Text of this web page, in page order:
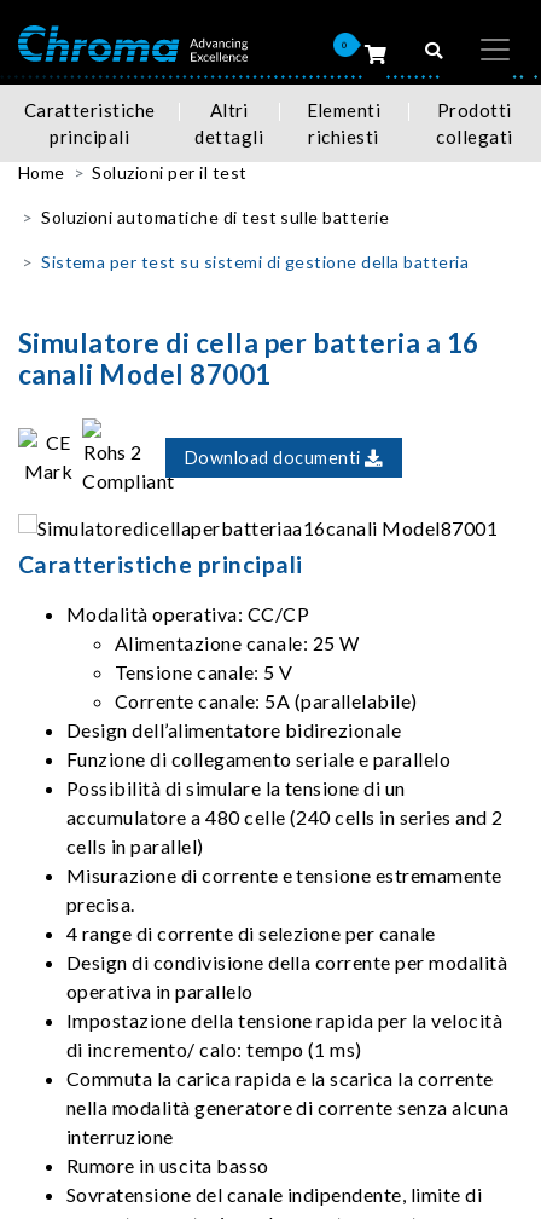
0
Caratteristiche
principali
Altri
dettagli
Elementi
richiesti
Prodotti
collegati
Home Soluzioni per il test
Soluzioni automatiche di test sulle batterie
Sistema per test su sistemi di gestione della batteria
Simulatore di cella per batteria a 16
canali Model 87001
Download documenti
Caratteristiche principali
Modalità operativa: CC/CP
Alimentazione canale: 25 W
Tensione canale: 5 V
Corrente canale: 5A (parallelabile)
Design dell’alimentatore bidirezionale
Funzione di collegamento seriale e parallelo
Possibilità di simulare la tensione di un
accumulatore a 480 celle (240 cells in series and 2
cells in parallel)
Misurazione di corrente e tensione estremamente
precisa.
4 range di corrente di selezione per canale
Design di condivisione della corrente per modalità
operativa in parallelo
Impostazione della tensione rapida per la velocità
di incremento/ calo: tempo (1 ms)
Commuta la carica rapida e la scarica la corrente
nella modalità generatore di corrente senza alcuna
interruzione
Rumore in uscita basso
Sovratensione del canale indipendente, limite di